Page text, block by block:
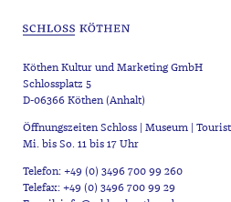
Köthen Kultur und Marketing GmbH
Schlossplatz 5
D-06366 Köthen (Anhalt)
Öffnungszeiten Schloss | Museum |
Mi. bis So. 11 bis 17 Uhr
Telefon: +49 (0) 3496 700 99 260
Telefax: +49 (0) 3496 700 99 29